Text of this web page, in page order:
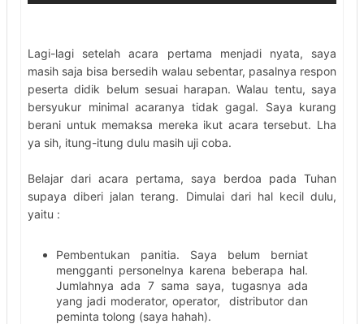
Lagi-lagi setelah acara pertama menjadi nyata, saya
masih saja bisa bersedih walau sebentar, pasalnya respon
peserta didik belum sesuai harapan. Walau tentu, saya
bersyukur minimal acaranya tidak gagal. Saya kurang
berani untuk memaksa mereka ikut acara tersebut. Lha
ya sih, itung-itung dulu masih uji coba.
Belajar dari acara pertama, saya berdoa pada Tuhan
supaya diberi jalan terang. Dimulai dari hal kecil dulu,
yaitu :
Pembentukan panitia. Saya belum berniat
mengganti personelnya karena beberapa hal.
Jumlahnya ada 7 sama saya, tugasnya ada
yang jadi moderator, operator, distributor dan
peminta tolong (saya hahah).